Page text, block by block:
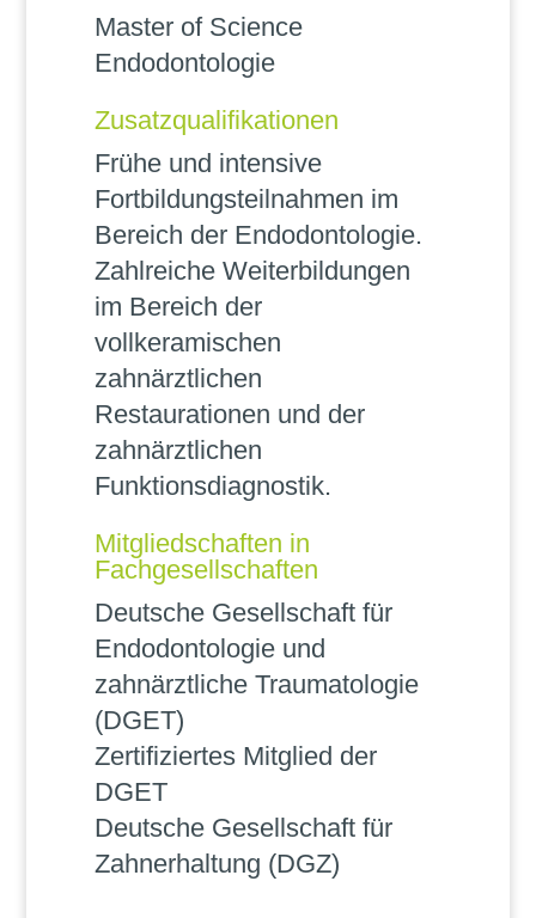
Master of Science
Endodontologie
Zusatzqualifikationen
Frühe und intensive
Fortbildungsteilnahmen im
Bereich der Endodontologie.
Zahlreiche Weiterbildungen
im Bereich der
vollkeramischen
zahnärztlichen
Restaurationen und der
zahnärztlichen
Funktionsdiagnostik.
Mitgliedschaften in
Fachgesellschaften
Deutsche Gesellschaft für
Endodontologie und
zahnärztliche Traumatologie
(DGET)
Zertifiziertes Mitglied der
DGET
Deutsche Gesellschaft für
Zahnerhaltung (DGZ)